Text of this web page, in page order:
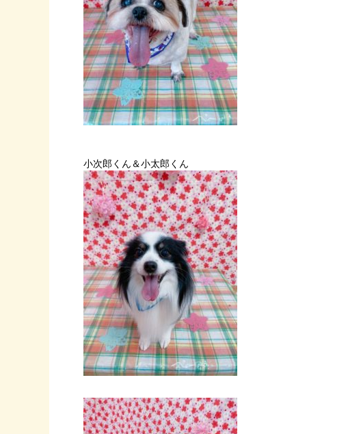
小次郎くん＆小太郎くん